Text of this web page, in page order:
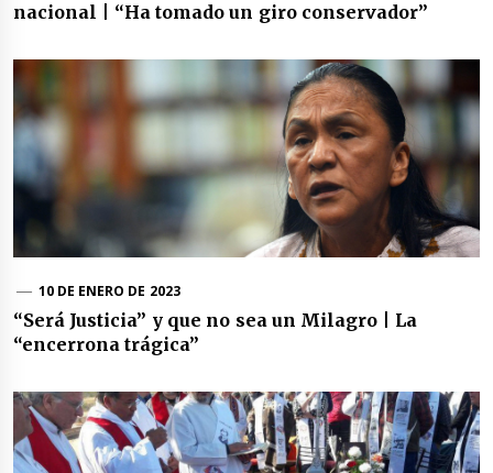
nacional | “Ha tomado un giro conservador”
10 DE ENERO DE 2023
“Será Justicia” y que no sea un Milagro | La
“encerrona trágica”